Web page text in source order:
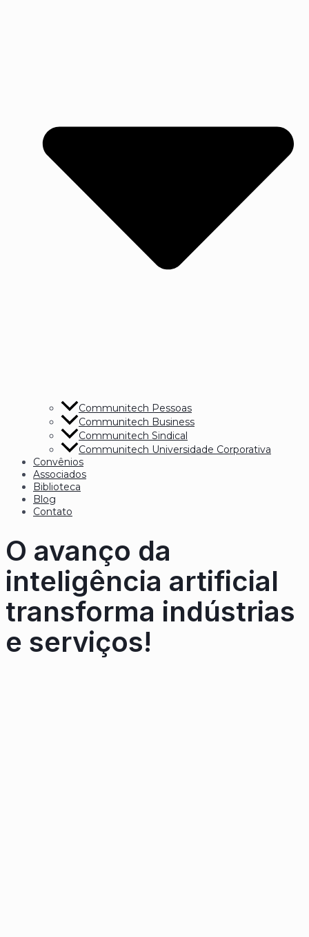
Communitech Pessoas
Communitech Business
Communitech Sindical
Communitech Universidade Corporativa
Convênios
Associados
Biblioteca
Blog
Contato
O avanço da
inteligência artificial
transforma indústrias
e serviços!